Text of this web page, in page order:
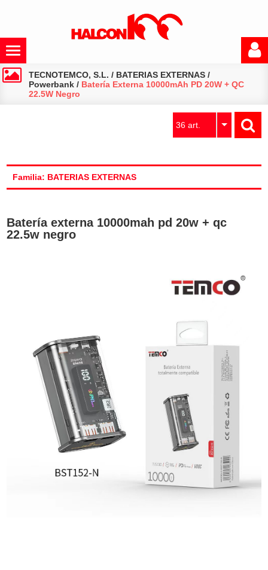
TECNOTEMCO, S.L. / BATERIAS EXTERNAS /
Powerbank / Batería Externa 10000mAh PD 20W + QC
22.5W Negro
36 art.
Familia: BATERIAS EXTERNAS
Batería externa 10000mah pd 20w + qc
22.5w negro